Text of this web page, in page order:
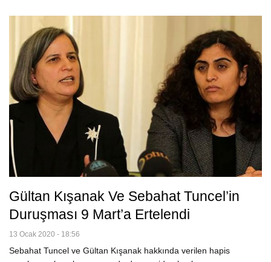
Gültan Kışanak Ve Sebahat Tuncel’in
Duruşması 9 Mart’a Ertelendi
13 Ocak 2020 - 18:56
Sebahat Tuncel ve Gültan Kışanak hakkında verilen hapis